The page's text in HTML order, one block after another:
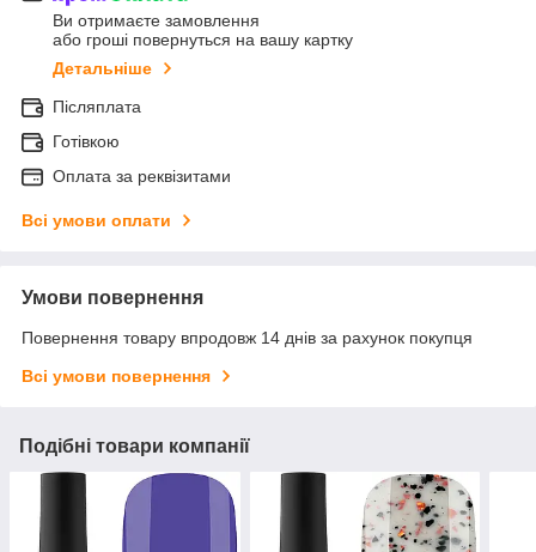
Ви отримаєте замовлення
або гроші повернуться на вашу картку
Детальніше
Післяплата
Готівкою
Оплата за реквізитами
Всі умови оплати
Умови повернення
Повернення товару впродовж 14 днів за рахунок покупця
Всі умови повернення
Подібні товари компанії